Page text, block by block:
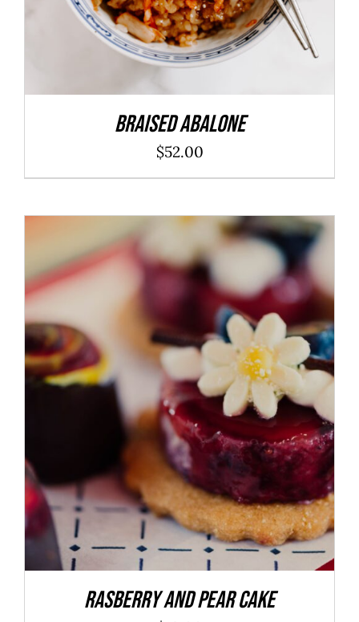
Braised Abalone
$52.00
ADD TO CART / DÉTAILS
Rasberry And Pear Cake